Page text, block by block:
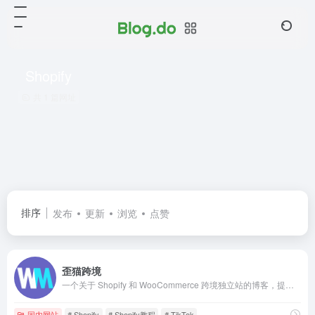
排序 发布 更新 浏览 点赞
歪猫跨境